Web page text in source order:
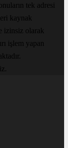
tek adresi
kaynak
izinsiz olarak
işlem yapan